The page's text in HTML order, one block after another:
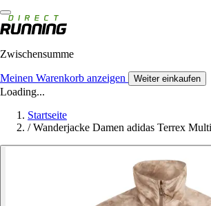
Zwischensumme
Meinen Warenkorb anzeigen Weiter einkaufen
Loading...
Startseite
/ Wanderjacke Damen adidas Terrex